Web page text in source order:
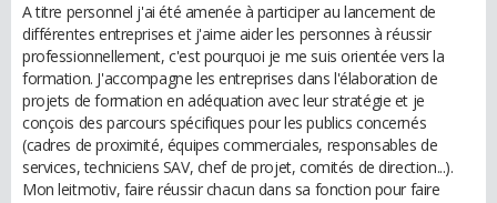
A titre personnel j'ai été amenée à participer au lancement de
différentes entreprises et j'aime aider les personnes à réussir
professionnellement, c'est pourquoi je me suis orientée vers la
formation. J'accompagne les entreprises dans l'élaboration de
projets de formation en adéquation avec leur stratégie et je
conçois des parcours spécifiques pour les publics concernés
(cadres de proximité, équipes commerciales, responsables de
services, techniciens SAV, chef de projet, comités de direction...).
Mon leitmotiv, faire réussir chacun dans sa fonction pour faire